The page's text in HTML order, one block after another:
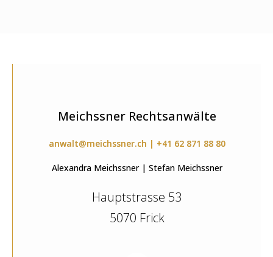
Meichssner Rechtsanwälte
anwalt@meichssner.ch | +41 62 871 88 80
Alexandra Meichssner | Stefan Meichssner
Hauptstrasse 53
5070 Frick